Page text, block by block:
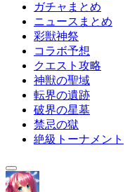
ガチャまとめ
ニュースまとめ
彩獣神祭
コラボ予想
クエスト攻略
神獣の聖域
転界の遺跡
破界の星墓
禁忌の獄
絶級トーナメント